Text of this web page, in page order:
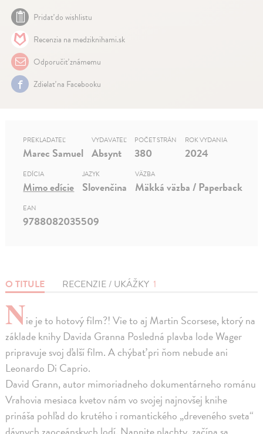
Pridať do wishlistu
Recenzia na medziknihami.sk
Odporučiť známemu
Zdielať na Facebooku
O TITULE RECENZIE / UKÁŽKY 1
Nie je to hotový film?! Vie to aj Martin Scorsese, ktorý na
základe knihy Davida Granna Posledná plavba lode Wager
pripravuje svoj ďalší film. A chýbať pri ňom nebude ani
Leonardo Di Caprio.
David Grann, autor mimoriadneho dokumentárneho románu
Vrahovia mesiaca kvetov nám vo svojej najnovšej knihe
prináša pohľad do krutého i romantického „dreveného sveta“
PREKLADATEĽ
Marec Samuel
VYDAVATEĽ
Absynt
POČET STRÁN
380
ROK VYDANIA
2024
EDÍCIA
Mimo edície
JAZYK
Slovenčina
VÄZBA
Mäkká väzba / Paperback
EAN
9788082035509